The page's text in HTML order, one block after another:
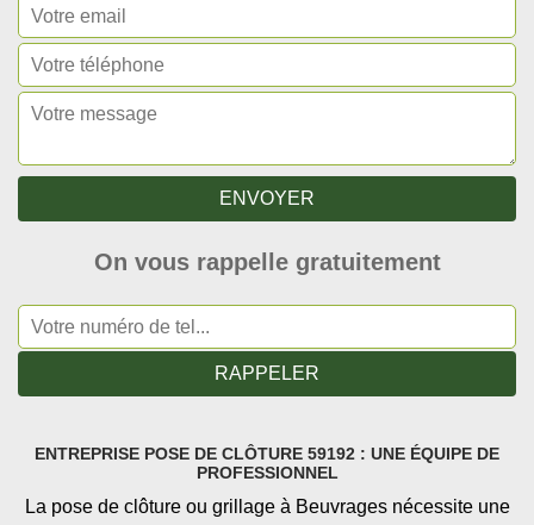
On vous rappelle gratuitement
ENTREPRISE POSE DE CLÔTURE 59192 : UNE ÉQUIPE DE
PROFESSIONNEL
La pose de clôture ou grillage à Beuvrages nécessite une